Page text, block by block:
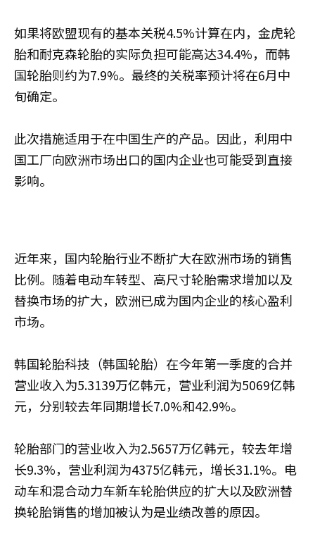
如果将欧盟现有的基本关税4.5%计算在内，金虎轮
胎和耐克森轮胎的实际负担可能高达34.4%，而韩
国轮胎则约为7.9%。最终的关税率预计将在6月中
旬确定。
此次措施适用于在中国生产的产品。因此，利用中
国工厂向欧洲市场出口的国内企业也可能受到直接
影响。
近年来，国内轮胎行业不断扩大在欧洲市场的销售
比例。随着电动车转型、高尺寸轮胎需求增加以及
替换市场的扩大，欧洲已成为国内企业的核心盈利
市场。
韩国轮胎科技（韩国轮胎）在今年第一季度的合并
营业收入为5.3139万亿韩元，营业利润为5069亿韩
元，分别较去年同期增长7.0%和42.9%。
轮胎部门的营业收入为2.5657万亿韩元，较去年增
长9.3%，营业利润为4375亿韩元，增长31.1%。电
动车和混合动力车新车轮胎供应的扩大以及欧洲替
换轮胎销售的增加被认为是业绩改善的原因。